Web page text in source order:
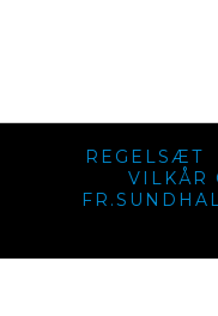
REGELSÆT
VILKÅR